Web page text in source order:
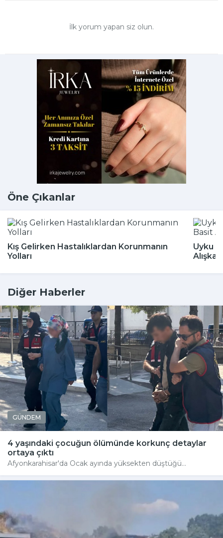
İlk yorum yapan siz olun.
Öne Çıkanlar
Kış Gelirken Hastalıklardan Korunmanın
Yolları
Uyku
Diğer Haberler
GÜNDEM
4 yaşındaki çocuğun ölümünde korkunç detaylar
ortaya çıktı
Afyonkarahisar'da Ocak ayında yüksekten düştüğü...